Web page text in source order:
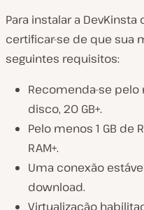
Para instalar a
certificar-se de que sua
seguintes requisitos:
Recomenda-se pelo
disco, 20 GB+.
Pelo menos 1 GB de
RAM+.
Uma conexão
download.
Virtualização